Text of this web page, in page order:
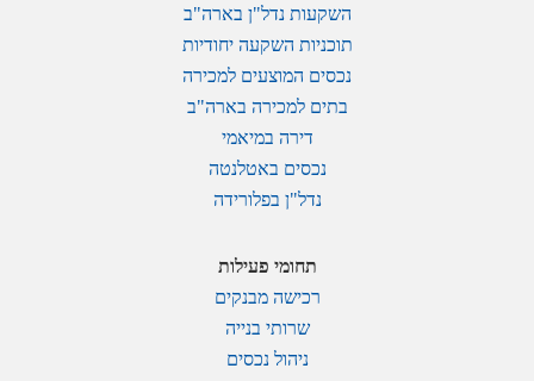
השקעות נדל"ן בארה"ב
תוכניות השקעה יחודיות
נכסים המוצעים למכירה
בתים למכירה בארה"ב
דירה במיאמי
נכסים באטלנטה
נדל"ן בפלורידה
תחומי פעילות
רכישה מבנקים
שרותי בנייה
ניהול נכסים